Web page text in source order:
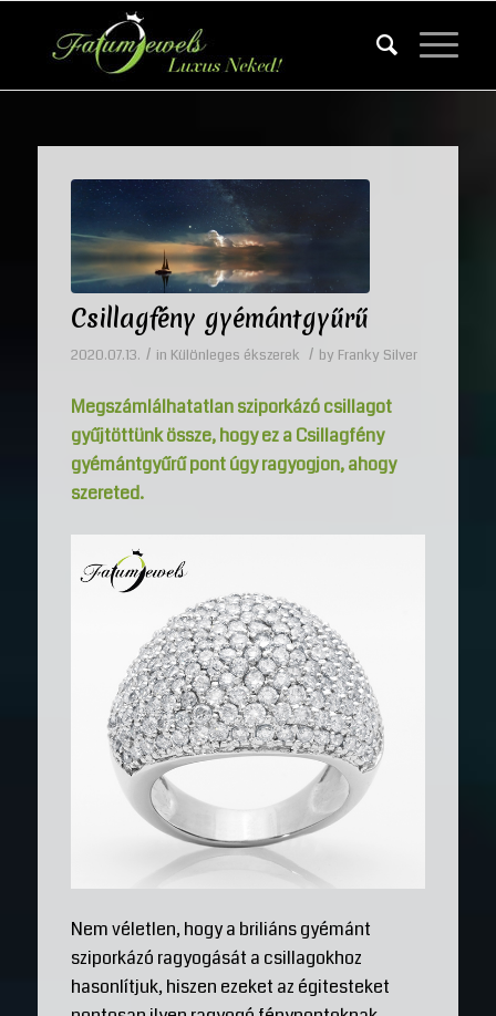
Csillagfény gyémántgyűrű
2020.07.13. / in Különleges ékszerek / by Franky Silver
Megszámlálhatatlan sziporkázó csillagot
gyűjtöttünk össze, hogy ez a Csillagfény
gyémántgyűrű pont úgy ragyogjon, ahogy
szereted.
Nem véletlen, hogy a briliáns gyémánt
sziporkázó ragyogását a csillagokhoz
hasonlítjuk, hiszen ezeket az égitesteket